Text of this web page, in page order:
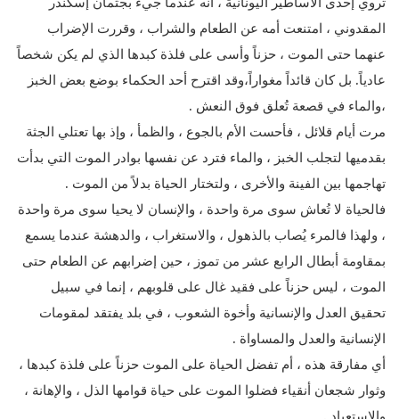
المقدوني ، امتنعت أمه عن الطعام والشراب ، وقررت الإضراب
عنهما حتى الموت ، حزناً وأسى على فلذة كبدها الذي لم يكن شخصاً
عادياً. بل كان قائداً مغواراً،وقد اقترح أحد الحكماء بوضع بعض الخبز
،والماء في قصعة تُعلق فوق النعش .
مرت أيام قلائل ، فأحست الأم بالجوع ، والظمأ ، وإذ بها تعتلي الجثة
بقدميها لتجلب الخبز ، والماء فترد عن نفسها بوادر الموت التي بدأت
تهاجمها بين الفينة والأخرى ، ولتختار الحياة بدلاً من الموت .
فالحياة لا تُعاش سوى مرة واحدة ، والإنسان لا يحيا سوى مرة واحدة
، ولهذا فالمرء يُصاب بالذهول ، والاستغراب ، والدهشة عندما يسمع
بمقاومة أبطال الرابع عشر من تموز ، حين إضرابهم عن الطعام حتى
الموت ، ليس حزناً على فقيد غال على قلوبهم ، إنما في سبيل
تحقيق العدل والإنسانية وأخوة الشعوب ، في بلد يفتقد لمقومات
الإنسانية والعدل والمساواة .
أي مفارقة هذه ، أم تفضل الحياة على الموت حزناً على فلذة كبدها ،
وثوار شجعان أنقياء فضلوا الموت على حياة قوامها الذل ، والإهانة ،